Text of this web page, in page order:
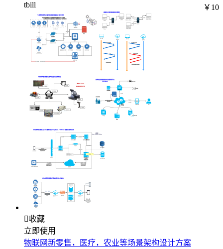
tbill ￥10
收藏
立即使用
物联网新零售，医疗，农业等场景架构设计方案